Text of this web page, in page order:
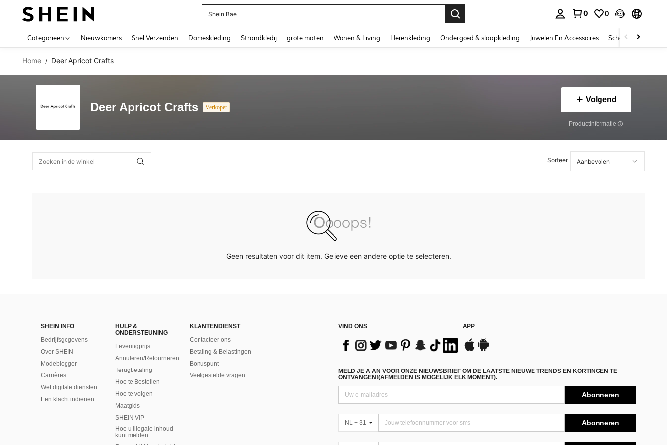
Shein Bae
0 0
Categorieën Nieuwkomers Snel Verzenden Dameskleding Strandkledij grote maten Wonen & Living Herenkleding Ondergoed & slaapkleding Juwelen En Accessoires Schoonheid &
Home / Deer Apricot Crafts
Deer Apricot Crafts Verkoper
Volgend
Productinformatie
Sorteer
Geen resultaten voor dit item. Gelieve een andere optie te selecteren.
SHEIN INFO
Bedrijfsgegevens
Over SHEIN
Modeblogger
Carrières
Wet digitale diensten
Een klacht indienen
HULP &
ONDERSTEUNING
Leveringprijs
Annuleren/Retourneren
Terugbetaling
Hoe te Bestellen
Hoe te volgen
Maatgids
SHEIN VIP
Hoe u illegale inhoud
kunt melden
KLANTENDIENST
Contacteer ons
Betaling & Belastingen
Bonuspunt
Veelgestelde vragen
VIND ONS APP
MELD JE A AN VOOR ONZE NIEUWSBRIEF OM DE LAATSTE NIEUWE TRENDS EN KORTINGEN TE
ONTVANGEN!(AFMELDEN IS MOGELIJK ELK MOMENT).
Abonneren
NL + 31 Abonneren